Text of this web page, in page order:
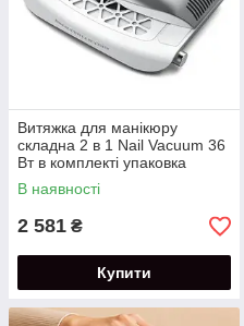
Витяжка для манікюру
складна 2 в 1 Nail Vacuum 36
Вт в комплекті упаковка
серветок.
В наявності
2 581 ₴
Купити